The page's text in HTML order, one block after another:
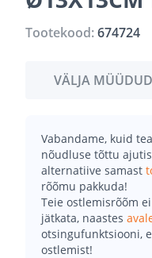
Tootekood:674724
VÄLJA MÜÜDUD
Vabandame, kuid
nõudluse tõttu
alternatiive samast
rõõmu pakkuda!
Teie ostlemisrõõm
jätkata, naastes
otsingufunktsiooni,
ostlemist!